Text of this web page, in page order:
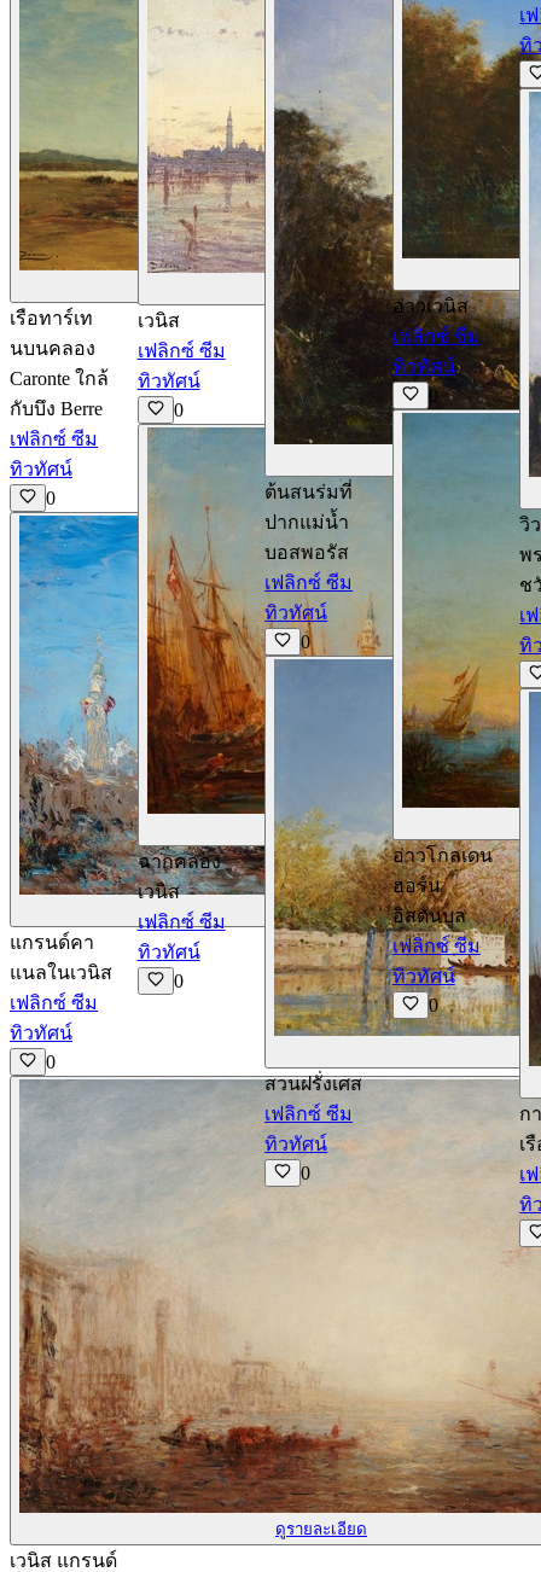
ดูรายละเอียด
เรือทาร์เท
นบนคลอง
Caronte ใกล้
กับบึง Berre
เฟลิกซ์ ซีม
ทิวทัศน์
0
ดูรายละเอียด
แกรนด์คา
แนลในเวนิส
เฟลิกซ์ ซีม
ทิวทัศน์
0
ดูรายละเอียด
เวนิส แกรนด์
ดูรายละเอียด
เวนิส
เฟลิกซ์ ซีม
ทิวทัศน์
0
ฉากคลอง
เวนิส
เฟลิกซ์ ซีม
ทิวทัศน์
0
ต้นสนร่มที่
ปากแม่น้ำ
บอสพอรัส
เฟลิกซ์ ซีม
ทิวทัศน์
0
สวนฝรั่งเศส
เฟลิกซ์ ซีม
ทิวทัศน์
0
อ่าวเวนิส
เฟลิกซ์ ซีม
ทิวทัศน์
0
อ่าวโกลเดน
ฮอร์น
อิสตันบูล
เฟลิกซ์ ซีม
ทิวทัศน์
0
เ
ทิ
วิ
พ
ช
เ
ทิ
ก
เ
เ
ทิ